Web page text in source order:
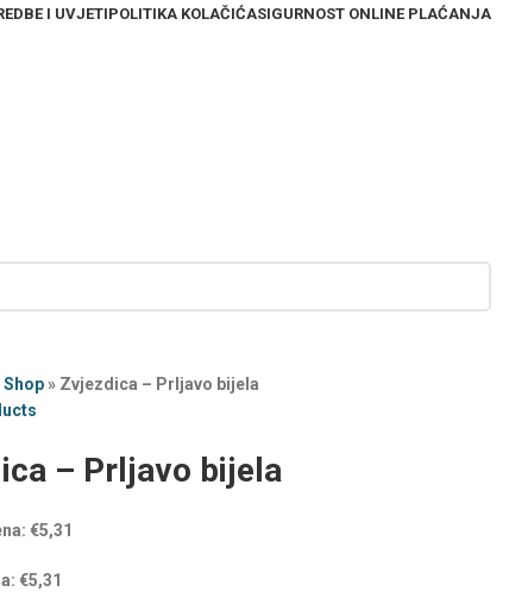
I UVJETIPOLITIKA KOLAČIĆASIGURNOST ONLINE PLAĆANJA
Shop» Zvjezdica – Prljavo bijela
– Prljavo bijela
€5,31
€5,31